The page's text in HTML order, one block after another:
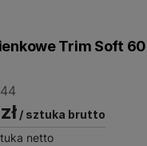
Trim Soft
/ sztuka brutto
netto